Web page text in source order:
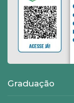
Graduação